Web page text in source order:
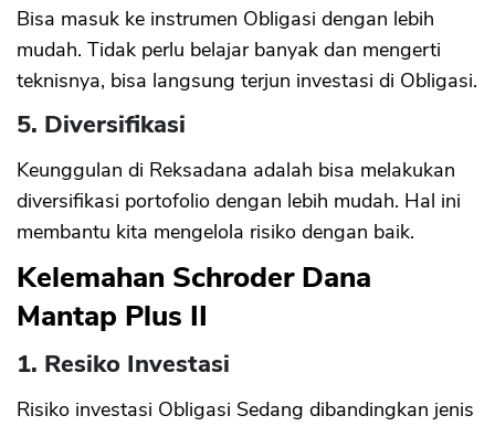
Bisa masuk ke instrumen Obligasi dengan lebih
mudah. Tidak perlu belajar banyak dan mengerti
teknisnya, bisa langsung terjun investasi di Obligasi.
5. Diversifikasi
Keunggulan di Reksadana adalah bisa melakukan
diversifikasi portofolio dengan lebih mudah. Hal ini
membantu kita mengelola risiko dengan baik.
Kelemahan Schroder Dana
Mantap Plus II
1. Resiko Investasi
Risiko investasi Obligasi Sedang dibandingkan jenis